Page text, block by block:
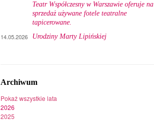
Teatr Współczesny w Warszawie oferuje na
sprzedaż używane fotele teatralne
tapicerowane.
14.05.2026 Urodziny Marty Lipińskiej
Archiwum
Pokaż wszystkie lata
2026
2025